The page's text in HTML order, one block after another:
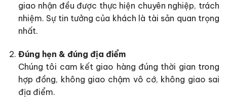
giao nhận đều được thực hiện chuyên nghiệp, trách
nhiệm. Sự tin tưởng của khách là tài sản quan trọng
nhất.
Đúng hẹn & đúng địa điểm
Chúng tôi cam kết giao hàng đúng thời gian trong
hợp đồng, không giao chậm vô cớ, không giao sai
địa điểm.